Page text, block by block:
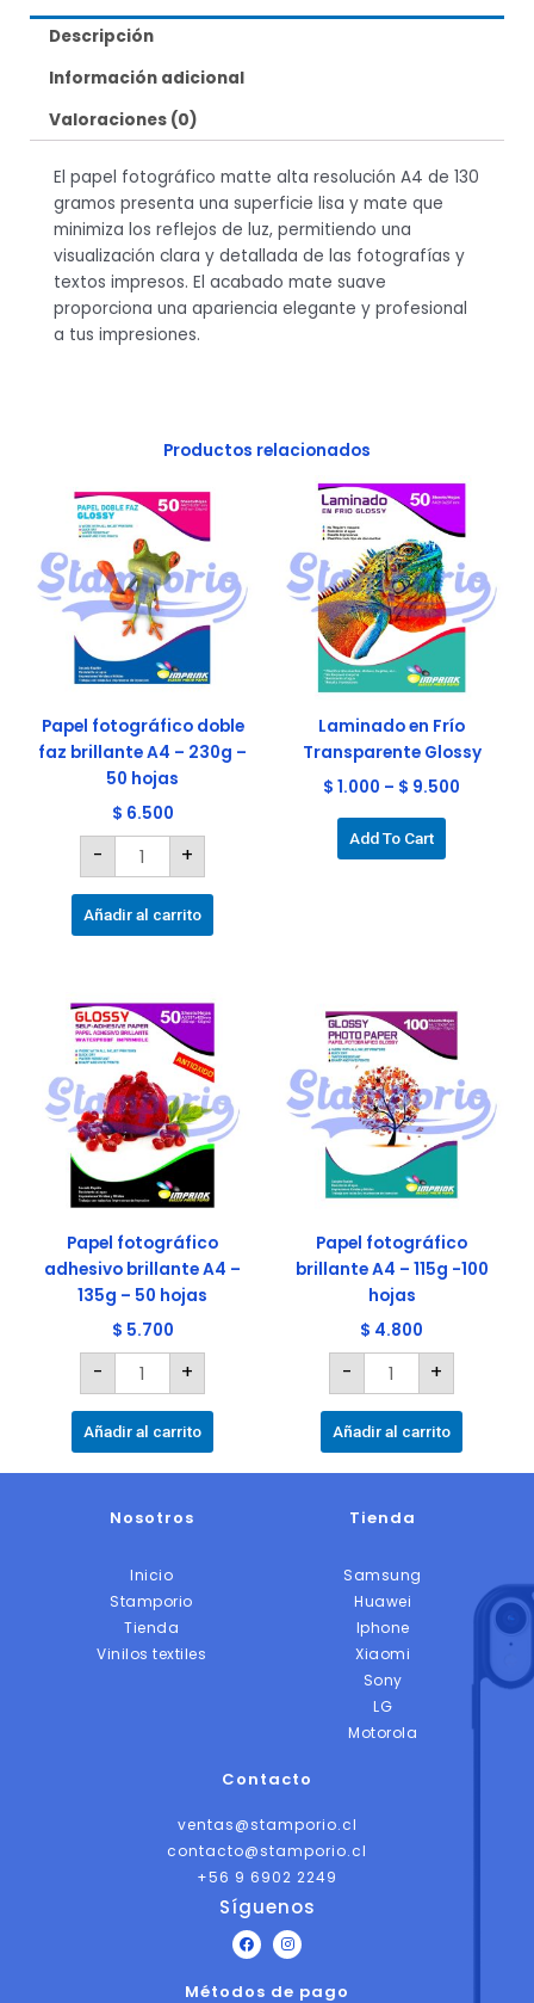
b a
Descripción
Información adicional
Valoraciones (0)
El papel fotográfico matte alta resolución A4 de 130
gramos presenta una superficie lisa y mate que
minimiza los reflejos de luz, permitiendo una
visualización clara y detallada de las fotografías y
textos impresos. El acabado mate suave
proporciona una apariencia elegante y profesional
a tus impresiones.
Productos relacionados
Papel fotográfico doble
faz brillante A4 – 230g –
50 hojas
$ 6.500
-
fotográfico
doble
faz
brillante
A4
-
230g
-
50
hojas
cantidad
+
Añadir al carrito
Laminado en Frío
Transparente Glossy
$ 1.000 – $ 9.500
Add To Cart
Este
tiene
múltiples
variantes.
Las
opciones
se
pueden
elegir
en
la
producto
Papel fotográfico
adhesivo brillante A4 –
135g – 50 hojas
$ 5.700
-
Papel
fotográfico
adhesivo
brillante
A4
-
135g
-
50
hojas
cantidad
+
Añadir al carrito
Papel fotográfico
brillante A4 – 115g -100
hojas
$ 4.800
-
fotográfico
brillante
A4
-
115g
-100
hojas
cantidad
+
Añadir al carrito
Nosotros
Inicio
Stamporio
Tienda
Vinilos textiles
Tienda
Samsung
Huawei
Iphone
Xiaomi
Sony
LG
Motorola
Contacto
ventas@stamporio.cl
contacto@stamporio.cl
+56 9 6902 2249
Síguenos
F
a
e
I
n
t
Métodos de pago